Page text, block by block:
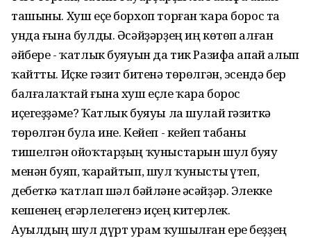
ташыны. Хуш еҫе борхоп торған ҡара борос та
унда ғына булды. Әсәйҙәрҙең иң көтөп алған
әйбере - ҡатлык буяуын да тик Разифа апай алып
ҡайтты. Иҫке гәзит битенә төрөлгән, эсендә бер
балғалаҡтай ғына хуш еҫле ҡара борос
иҫегеҙҙәме? Ҡатлык буяуы ла шулай гәзиткә
төрөлгән була ине. Кейеп - кейеп табаны
тишелгән ойоҡтарҙың ҡуныстарын шул буяу
менән буяп, ҡарайтып, шул ҡунысты һүтеп,
дебеткә ҡатлап шәл бәйләне әсәйҙәр. Элекке
кешенең егәрлелегенэ иҫең китерлек.
Ауылдың шул дүрт урам ҡушылған ере беҙҙең